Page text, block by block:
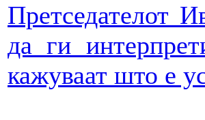
Претседателот
да ги
кажуваат што е